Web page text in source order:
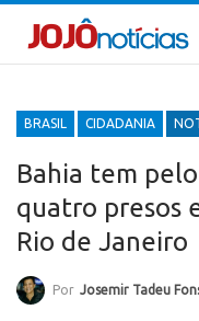
BRASIL CIDADANIA
Bahia tem
quatro presos
Rio de Janeiro
Por Josemir Tadeu